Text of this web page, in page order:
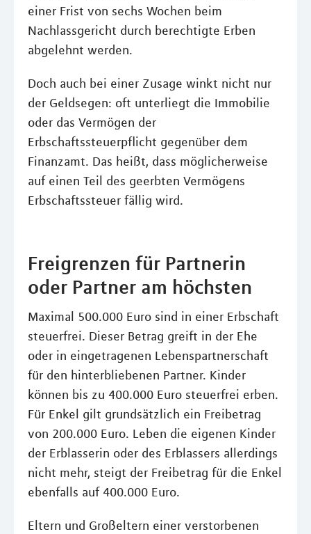
einer Frist von sechs Wochen beim
Nachlassgericht durch berechtigte Erben
abgelehnt werden.
Doch auch bei einer Zusage winkt nicht nur
der Geldsegen: oft unterliegt die Immobilie
oder das Vermögen der
Erbschaftssteuerpflicht gegenüber dem
Finanzamt. Das heißt, dass möglicherweise
auf einen Teil des geerbten Vermögens
Erbschaftssteuer fällig wird.
Freigrenzen für Partnerin
oder Partner am höchsten
Maximal 500.000 Euro sind in einer Erbschaft
steuerfrei. Dieser Betrag greift in der Ehe
oder in eingetragenen Lebenspartnerschaft
für den hinterbliebenen Partner. Kinder
können bis zu 400.000 Euro steuerfrei erben.
Für Enkel gilt grundsätzlich ein Freibetrag
von 200.000 Euro. Leben die eigenen Kinder
der Erblasserin oder des Erblassers allerdings
nicht mehr, steigt der Freibetrag für die Enkel
ebenfalls auf 400.000 Euro.
Eltern und Großeltern einer verstorbenen